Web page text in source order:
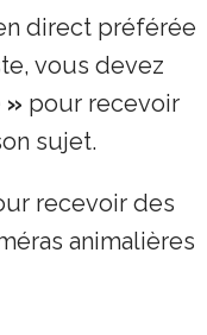
direct préférée
vous devez
» pour recevoir
sujet.
recevoir des
animalières